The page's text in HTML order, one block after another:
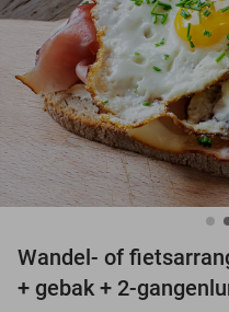
Wandel- of
+ gebak + 2-